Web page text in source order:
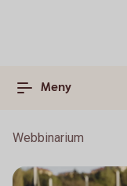
Meny
Webbinarium